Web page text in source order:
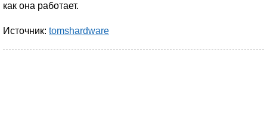
как она работает.
Источник: tomshardware